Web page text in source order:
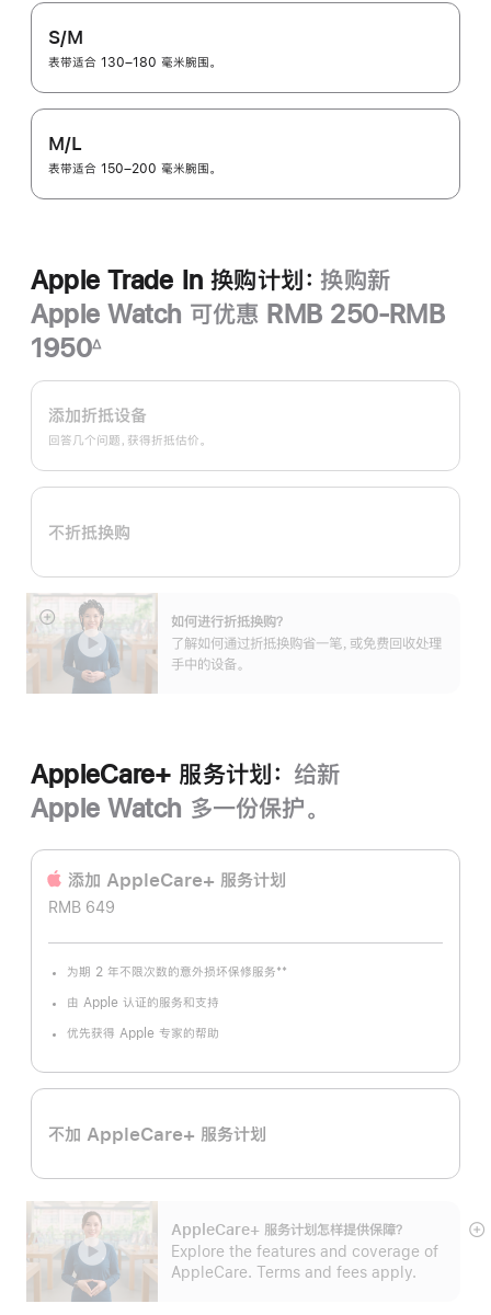
S/M
表带适合 130–180 毫米腕围。
M/L
表带适合 150–200 毫米腕围。
Apple Trade In 换购计划： 换购新
Apple Watch 可优惠 RMB 250-RMB
1950
注
∆
Apple
Trade
换
购
划：
添加折抵设备
回答几个问题，获得折抵估价。
不折抵换购
如何进行折抵换购？
了解如何通过折抵换购省一笔，或免费回收处理
手中的设备。
展
AppleCare+ 服务计划： 给新
Apple Watch 多一份保护。
添加 AppleCare+ 服务计‍划
RMB 649
为期 2 年不限次数的意外损坏保修服务
注
**
由 Apple 认证的服务和支持
优先获得 Apple 专家的帮助
不加 AppleCare+ 服务计划
AppleCare+ 服务计划怎样提供保⁠障？
Explore the features and coverage of
AppleCare. Terms and fees apply.
展